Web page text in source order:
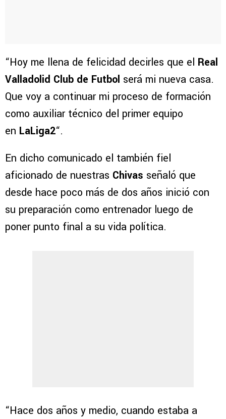
“Hoy me llena de felicidad decirles que el Real
Valladolid Club de Futbol será mi nueva casa.
Que voy a continuar mi proceso de formación
como auxiliar técnico del primer equipo
en LaLiga2“.
En dicho comunicado el también fiel
aficionado de nuestras Chivas señaló que
desde hace poco más de dos años inició con
su preparación como entrenador luego de
poner punto final a su vida política.
“Hace dos años y medio, cuando estaba a